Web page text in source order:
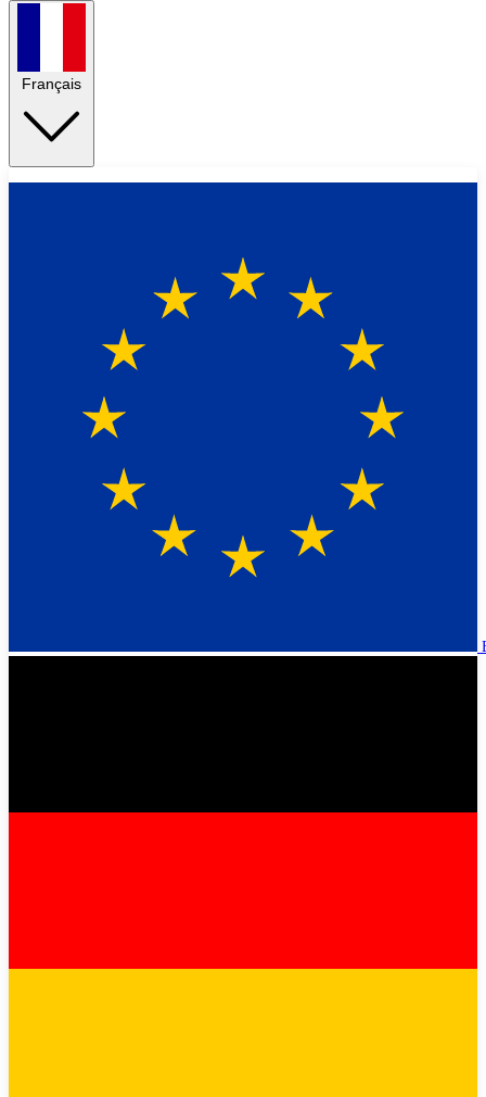
Français